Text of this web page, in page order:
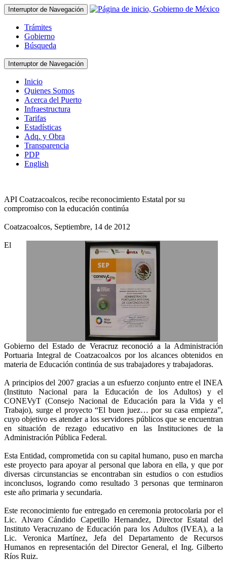
Interruptor de Navegación
Trámites
Gobierno
Búsqueda
Interruptor de Navegación
Inicio
Quienes Somos
Acerca del Puerto
Infraestructura
Tarifas
Estadísticas
Adq. y Obra
Transparencia
PDP
English
API Coatzacoalcos, recibe reconocimiento Estatal por su
compromiso con la educación continúa
Coatzacoalcos, Septiembre, 14 de 2012
El
Gobierno del Estado de Veracruz reconoció a la Administración
Portuaria Integral de Coatzacoalcos por los alcances obtenidos en
materia de Educación continúa de sus trabajadores y trabajadoras.
A principios del 2007 gracias a un esfuerzo conjunto entre el INEA
(Instituto Nacional para la Educación de los Adultos) y el
CONEVyT (Consejo Nacional de Educación para la Vida y el
Trabajo), surge el proyecto “El buen juez… por su casa empieza”,
cuyo objetivo es atender a los servidores públicos que se encuentran
en situación de rezago educativo en las Instituciones de la
Administración Pública Federal.
Esta Entidad, comprometida con su capital humano, puso en marcha
este proyecto para apoyar al personal que labora en ella, y que por
diversas circunstancias se encontraban sin estudios o con estudios
inconclusos, logrando como resultado 3 personas que terminaron
este año primaria y secundaria.
Este reconocimiento fue entregado en ceremonia protocolaria por el
Lic. Alvaro Cándido Capetillo Hernandez, Director Estatal del
Instituto Veracruzano de Educación para los Adultos (IVEA), a la
Lic. Veronica Martínez, Jefa del Departamento de Recursos
Humanos en representación del Director General, el Ing. Gilberto
Ríos Ruiz.